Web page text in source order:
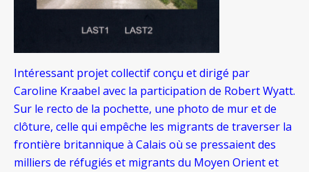
Intéressant projet collectif conçu et dirigé par
Caroline Kraabel avec la participation de Robert Wyatt.
Sur le recto de la pochette, une photo de mur et de
clôture, celle qui empêche les migrants de traverser la
frontière britannique à Calais où se pressaient des
milliers de réfugiés et migrants du Moyen Orient et